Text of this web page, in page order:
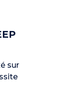
sur